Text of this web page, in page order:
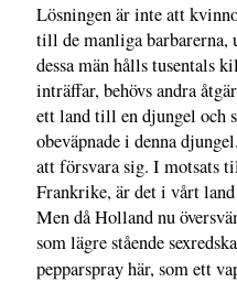
Lösningen är inte att
till de manliga barbarerna,
dessa män hålls tusentals
inträffar, behövs andra
ett land till en djungel och
obeväpnade i denna
att försvara sig. I motsats
Frankrike, är det i vårt
Men då Holland nu
som lägre stående
pepparspray här, som ett